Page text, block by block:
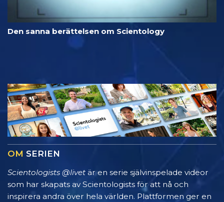
Den sanna berättelsen om Scientology
OM SERIEN
Scientologists @livet är en serie självinspelade videor
som har skapats av Scientologists för att nå och
inspirera andra över hela världen. Plattformen ger en